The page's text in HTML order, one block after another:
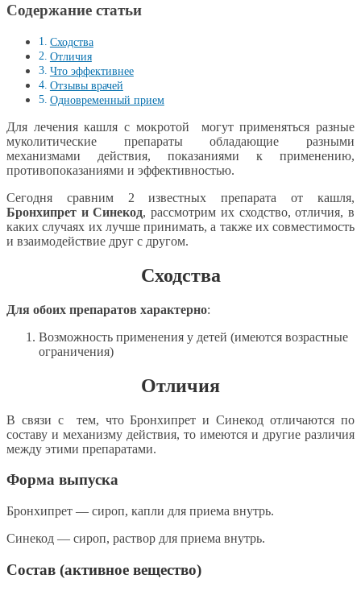
Содержание статьи
Сходства
Отличия
Что эффективнее
Отзывы врачей
Одновременный прием
Для лечения кашля с мокротой могут применяться разные
муколитические препараты обладающие разными
механизмами действия, показаниями к применению,
противопоказаниями и эффективностью.
Сегодня сравним 2 известных препарата от кашля,
Бронхипрет и Синекод, рассмотрим их сходство, отличия, в
каких случаях их лучше принимать, а также их совместимость
и взаимодействие друг с другом.
Сходства
Для обоих препаратов характерно:
Возможность применения у детей (имеются возрастные
ограничения)
Отличия
В связи с тем, что Бронхипрет и Синекод отличаются по
составу и механизму действия, то имеются и другие различия
между этими препаратами.
Форма выпуска
Бронхипрет — сироп, капли для приема внутрь.
Синекод — сироп, раствор для приема внутрь.
Состав (активное вещество)